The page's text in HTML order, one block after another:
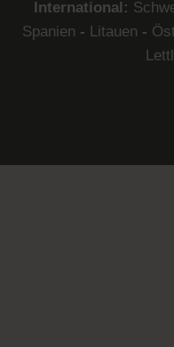
International:
Spanien - Litauen -